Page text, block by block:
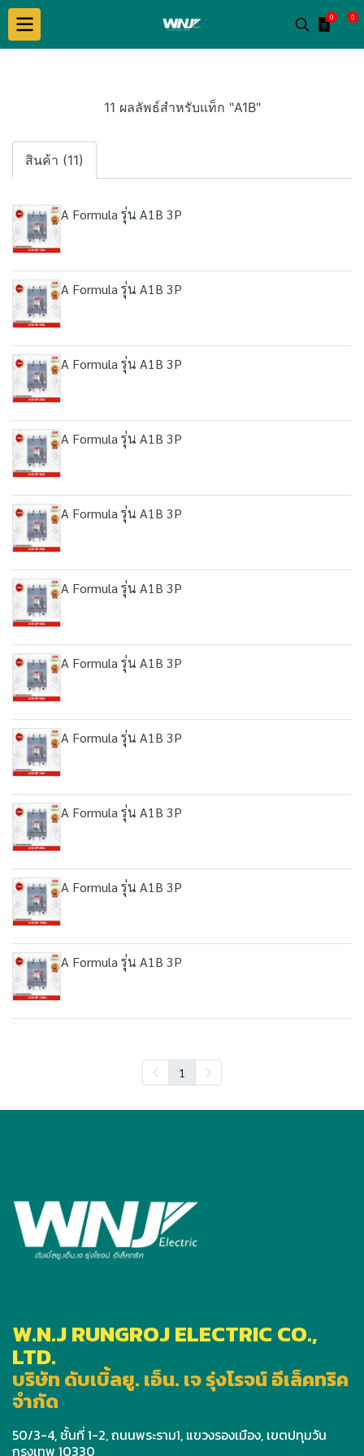
0 0
11 ผลลัพธ์สำหรับแท็ก "A1B"
สินค้า (11)
A Formula รุ่น A1B 3P
A Formula รุ่น A1B 3P
A Formula รุ่น A1B 3P
A Formula รุ่น A1B 3P
A Formula รุ่น A1B 3P
A Formula รุ่น A1B 3P
A Formula รุ่น A1B 3P
A Formula รุ่น A1B 3P
A Formula รุ่น A1B 3P
A Formula รุ่น A1B 3P
A Formula รุ่น A1B 3P
1
W.N.J RUNGROJ ELECTRIC CO.,
LTD.
บริษัท ดับเบิ้ลยู. เอ็น. เจ รุ่งโรจน์ อีเล็คทริค
จำกัด
50/3-4, ชั้นที่ 1-2, ถนนพระราม1, แขวงรองเมือง, เขตปทุมวัน
กรุงเทพ 10330